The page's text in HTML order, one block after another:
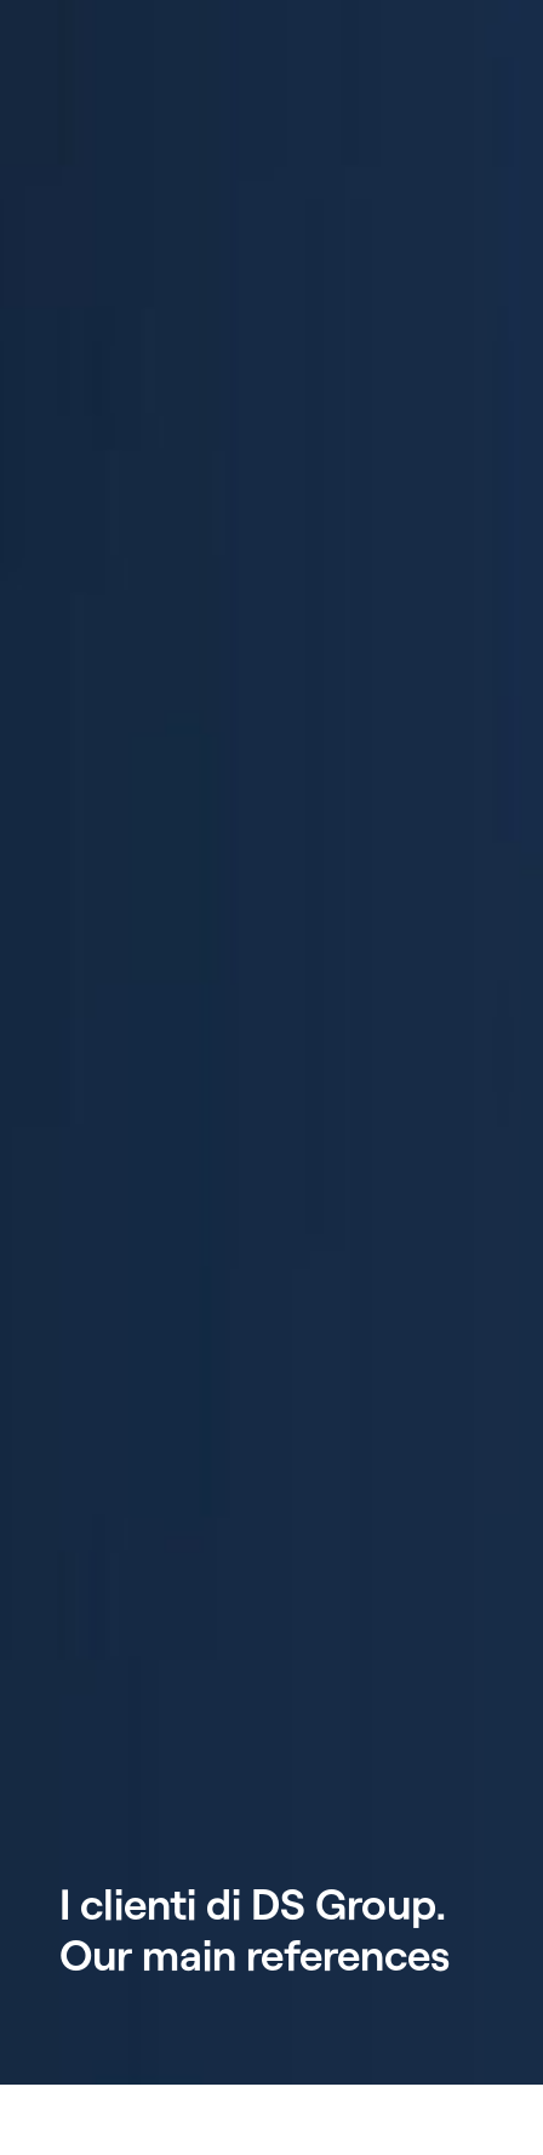
I clienti di DS Group.
Our main references